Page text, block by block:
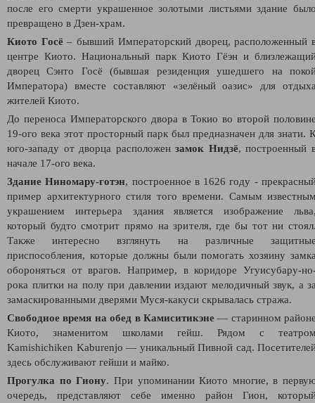
после его смерти украшенное золотыми листьями здание
превращено в Дзен-храм.
Киото Госё– бывший Императорский дворец, расположенный
центре Киото. Национальный парк Киото Гёэн и
дворец Сэнто Госё (бывшая резиденция ушедшего на
Императора) вместе составляют «зелёный оазис» для
жителей Киото.
До переноса Императорского двора в Токио во второй
19-ого века этот просторный парк был предназначен для знати.
юго-западу от дворца расположензамок Нидзё, построенный
начале 17-ого века.
Здание Ниномару-готэн, построенное в 1626 году -
пример архитектурного стиля того времени. Самым
украшением интерьера здания является изображение
который будто смотрит прямо на зрителя, где бы тот ни
Также интересно взглянуть на различные
приспособления, которые должны были помогать хозяину
обороняться от врагов. Например, в коридоре Угуисубару-
рока плитки на полу при давлении издают мелодичный звук, а
замаскированными дверями Муся-какуси скрывалась стража.
Свободное время на обед в Камиситикэне— старинном
Киото, знаменитом школами гейш. Рядом с
Kamishichiken Kaburenjo — уникальный Пивной сад.
здесь обслуживают гейши и майко.
Прогулка по Гиону. При упоминании Киото многие, в
очередь, представляют себе именно район Гион,